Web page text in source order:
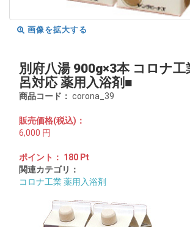
画像を拡大する
別府八湯 900g×3本 コロナ工
呂対応 薬用入浴剤■
商品コード： corona_39
販売価格(税込)：
6,000 円
ポイント： 180 Pt
関連カテゴリ：
コロナ工業 薬用入浴剤